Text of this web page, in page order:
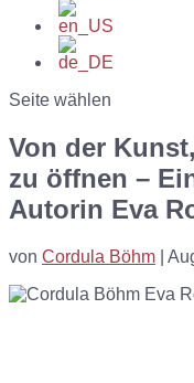
Seite wählen
Von der
zu öffnen –
Autorin Eva
von Cordula Böhm